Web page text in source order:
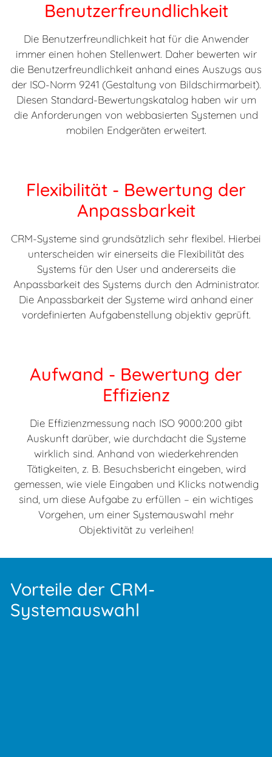
Benutzerfreundlichkeit
Die Benutzerfreundlichkeit hat für die Anwender
immer einen hohen Stellenwert. Daher bewerten wir
die Benutzerfreundlichkeit anhand eines Auszugs aus
der ISO-Norm 9241 (Gestaltung von Bildschirmarbeit).
Diesen Standard-Bewertungskatalog haben wir um
die Anforderungen von webbasierten Systemen und
mobilen Endgeräten erweitert.
Flexibilität - Bewertung der
Anpassbarkeit
CRM-Systeme sind grundsätzlich sehr flexibel. Hierbei
unterscheiden wir einerseits die Flexibilität des
Systems für den User und andererseits die
Anpassbarkeit des Systems durch den Administrator.
Die Anpassbarkeit der Systeme wird anhand einer
vordefinierten Aufgabenstellung objektiv geprüft.
Aufwand - Bewertung der
Effizienz
Die Effizienzmessung nach ISO 9000:200 gibt
Auskunft darüber, wie durchdacht die Systeme
wirklich sind. Anhand von wiederkehrenden
Tätigkeiten, z. B. Besuchsbericht eingeben, wird
gemessen, wie viele Eingaben und Klicks notwendig
sind, um diese Aufgabe zu erfüllen – ein wichtiges
Vorgehen, um einer Systemauswahl mehr
Objektivität zu verleihen!
Vorteile der CRM-
Systemauswahl